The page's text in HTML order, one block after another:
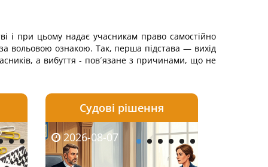
і при цьому надає учасникам право самостійно
вольовою ознакою. Так, перша підстава — вихід
а вибуття - пов´язане з причинами, що не
2026-08-06 2026-08-05
2026-08-04 2026-08-04
2026-08-07 2026-08-06
Судові рішення
2026-08-07